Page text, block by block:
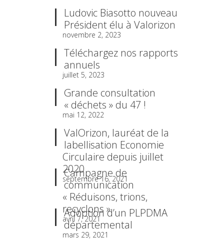
Ludovic Biasotto nouveau
Président élu à Valorizon
novembre 2, 2023
Téléchargez nos rapports
annuels
juillet 5, 2023
Grande consultation
« déchets » du 47 !
mai 12, 2022
ValOrizon, lauréat de la
labellisation Economie
Circulaire depuis juillet
2020
septembre 16, 2021
Campagne de
communication
« Réduisons, trions,
recyclons »
avril 7, 2021
Adoption d’un PLPDMA
départemental
mars 29, 2021